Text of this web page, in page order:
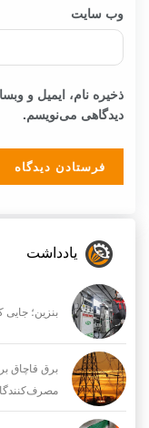
وب‌ سایت
ذخیره نام، ایمیل و
دیدگاهی می‌نویسم.
یادداشت
بنزین؛ جایی
برق قاچاق